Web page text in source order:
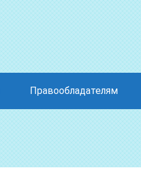
Правообладателям